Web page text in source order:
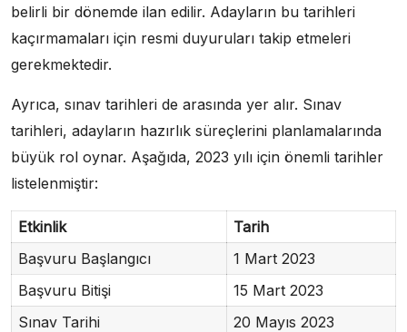
belirli bir dönemde ilan edilir. Adayların bu tarihleri
kaçırmamaları için resmi duyuruları takip etmeleri
gerekmektedir.
Ayrıca, sınav tarihleri de arasında yer alır. Sınav
tarihleri, adayların hazırlık süreçlerini planlamalarında
büyük rol oynar. Aşağıda, 2023 yılı için önemli tarihler
listelenmiştir:
Etkinlik
Tarih
Başvuru Başlangıcı
1 Mart 2023
Başvuru Bitişi
15 Mart 2023
Sınav Tarihi
20 Mayıs 2023